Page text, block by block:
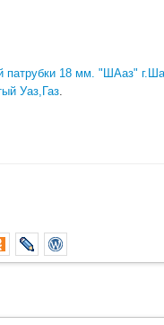
патрубки 18 мм. "ШАаз"
Уаз,Газ.